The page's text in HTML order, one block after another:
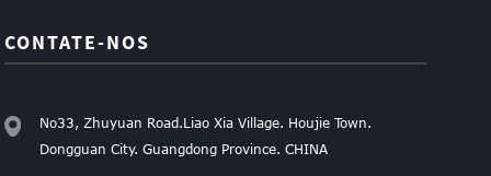
CONTATE-NOS
No33, Zhuyuan Road.Liao Xia Village. Houjie Town.
Dongguan City. Guangdong Province. CHINA